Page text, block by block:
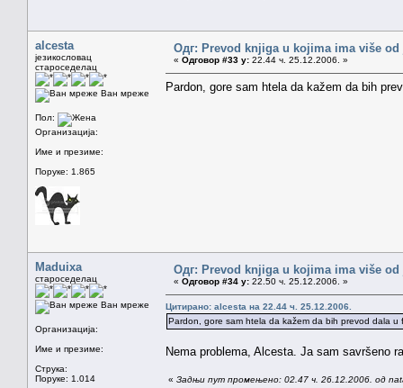
alcesta
језикословац
староседелац
Ван мреже
Пол:
Организација:
Име и презиме:
Поруке: 1.865
Одг: Prevod knjiga u kojima ima više
« Одговор #33 у: 22.44 ч. 25.12.2006. »
Pardon, gore sam htela da kažem da bih
Maduixa
староседелац
Ван мреже
Организација:
Име и презиме:
Струка:
Поруке: 1.014
Одг: Prevod knjiga u kojima ima više
« Одговор #34 у: 22.50 ч. 25.12.2006. »
Цитирано: alcesta на 22.44 ч. 25.12.2006.
Pardon, gore sam htela da kažem da bih prevod dala
Nema problema, Alcesta. Ja sam savršeno
« Задњи пут промењено: 02.47 ч. 26.12.2006. од